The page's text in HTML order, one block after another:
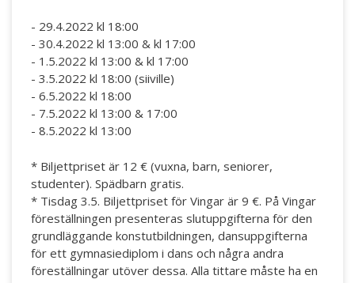
- 29.4.2022 kl 18:00
- 30.4.2022 kl 13:00 & kl 17:00
- 1.5.2022 kl 13:00 & kl 17:00
- 3.5.2022 kl 18:00 (siiville)
- 6.5.2022 kl 18:00
- 7.5.2022 kl 13:00 & 17:00
- 8.5.2022 kl 13:00
* Biljettpriset är 12 € (vuxna, barn, seniorer,
studenter). Spädbarn gratis.
* Tisdag 3.5. Biljettpriset för Vingar är 9 €. På Vingar
föreställningen presenteras slutuppgifterna för den
grundläggande konstutbildningen, dansuppgifterna
för ett gymnasiediplom i dans och några andra
föreställningar utöver dessa. Alla tittare måste ha en